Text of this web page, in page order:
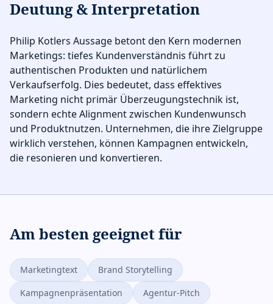
Deutung & Interpretation
Philip Kotlers Aussage betont den Kern modernen
Marketings: tiefes Kundenverständnis führt zu
authentischen Produkten und natürlichem
Verkaufserfolg. Dies bedeutet, dass effektives
Marketing nicht primär Überzeugungstechnik ist,
sondern echte Alignment zwischen Kundenwunsch
und Produktnutzen. Unternehmen, die ihre Zielgruppe
wirklich verstehen, können Kampagnen entwickeln,
die resonieren und konvertieren.
Am besten geeignet für
Marketingtext
Brand Storytelling
Kampagnenpräsentation
Agentur-Pitch